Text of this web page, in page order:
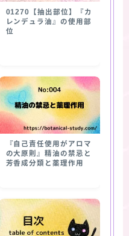
01270【抽出部位】『カ
レンデュラ油』の使用部
位
『自己責任使用がアロマ
の大原則』精油の禁忌と
芳香成分類と薬理作用